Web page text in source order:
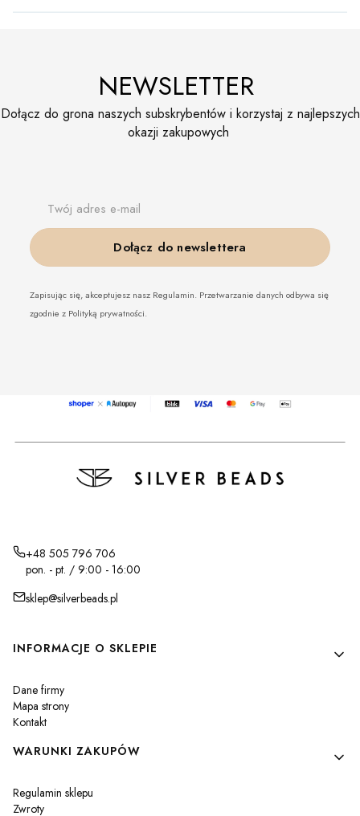
NEWSLETTER
Dołącz do grona naszych subskrybentów i korzystaj z najlepszych
okazji zakupowych
Twój adres e-mail
Dołącz do newslettera
Zapisując się, akceptujesz nasz Regulamin. Przetwarzanie danych odbywa się
zgodnie z Polityką prywatności.
+48 505 796 706
pon. - pt. / 9:00 - 16:00
sklep@silverbeads.pl
Linki w stopce
INFORMACJE O SKLEPIE
Dane firmy
Mapa strony
Kontakt
WARUNKI ZAKUPÓW
Regulamin sklepu
Zwroty